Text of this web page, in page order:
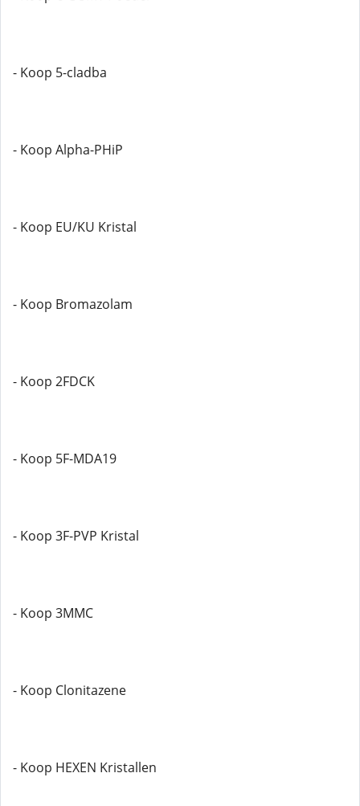
- Koop 5-cladba
- Koop Alpha-PHiP
- Koop EU/KU Kristal
- Koop Bromazolam
- Koop 2FDCK
- Koop 5F-MDA19
- Koop 3F-PVP Kristal
- Koop 3MMC
- Koop Clonitazene
- Koop HEXEN Kristallen